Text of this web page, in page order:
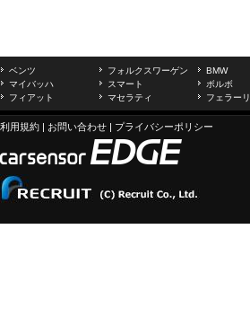
ベンツ フォルクスワーゲン BMW
マイバッハ
スマート ボルボ
フィアット
マセラティ フェラーリ
利用規約 | お問い合わせ | プライバシーポリシー